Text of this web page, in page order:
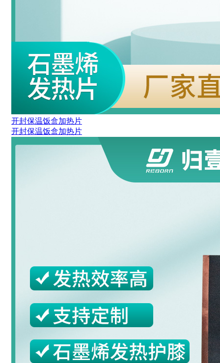
开封保温饭盒加热片
开封保温饭盒加热片